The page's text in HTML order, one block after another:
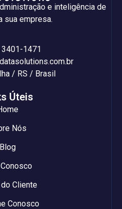
e inteligência de
sua empresa.
1471
/ RS / Brasil
Úteis
Nós
Blog
Cliente
Conosco